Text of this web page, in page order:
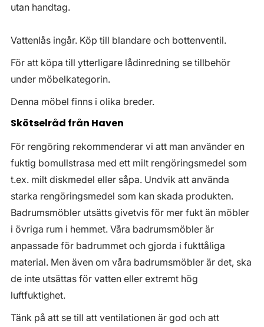
utan handtag.
Vattenlås ingår. Köp till blandare och bottenventil.
För att köpa till ytterligare lådinredning se tillbehör
under möbelkategorin.
Denna möbel finns i olika breder.
Skötselråd från Haven
För rengöring rekommenderar vi att man använder en
fuktig bomullstrasa med ett milt rengöringsmedel som
t.ex. milt diskmedel eller såpa. Undvik att använda
starka rengöringsmedel som kan skada produkten.
Badrumsmöbler utsätts givetvis för mer fukt än möbler
i övriga rum i hemmet. Våra badrumsmöbler är
anpassade för badrummet och gjorda i fukttåliga
material. Men även om våra badrumsmöbler är det, ska
de inte utsättas för vatten eller extremt hög
luftfuktighet.
Tänk på att se till att ventilationen är god och att